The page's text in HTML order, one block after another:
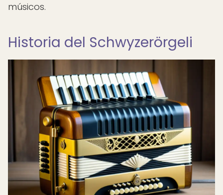
músicos.
Historia del Schwyzerörgeli